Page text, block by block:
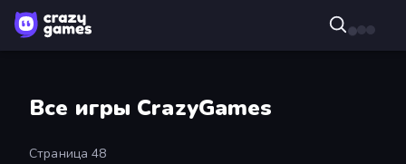
Все игры CrazyGames
Страница 48